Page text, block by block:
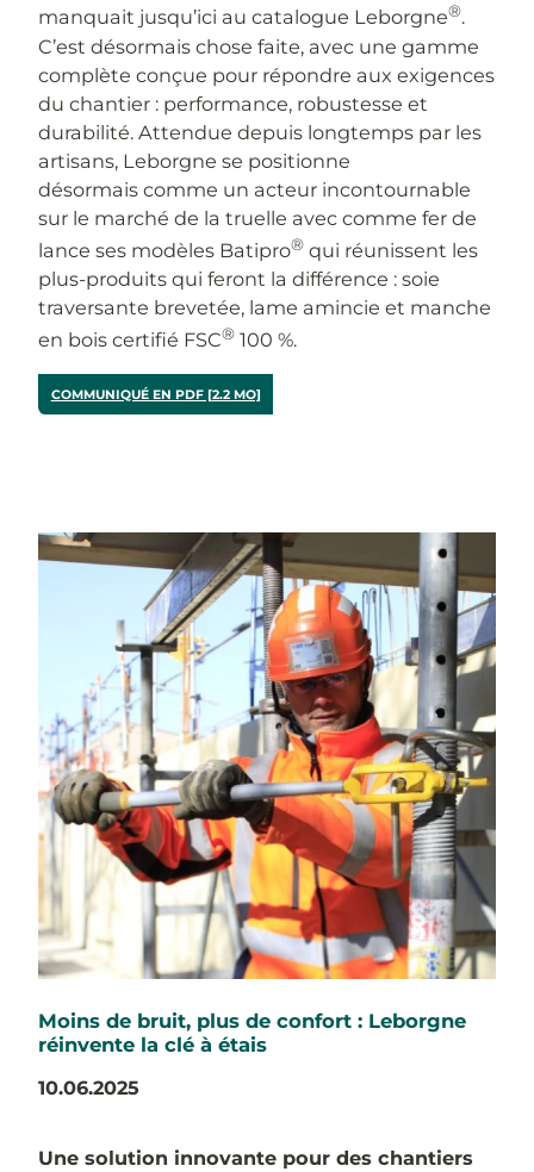
manquait jusqu’ici au catalogue Leborgne®.
C’est désormais chose faite, avec une gamme
complète conçue pour répondre aux exigences
du chantier : performance, robustesse et
durabilité. Attendue depuis longtemps par les
artisans, Leborgne se positionne
désormais comme un acteur incontournable
sur le marché de la truelle avec comme fer de
lance ses modèles Batipro®qui réunissent les
plus-produits qui feront la différence : soie
traversante brevetée, lame amincie et manche
en bois certifié FSC®100 %.
COMMUNIQUÉ EN PDF [2.2 MO]
Moins de bruit, plus de confort : Leborgne
réinvente la clé à étais
10.06.2025
Une solution innovante pour des chantiers